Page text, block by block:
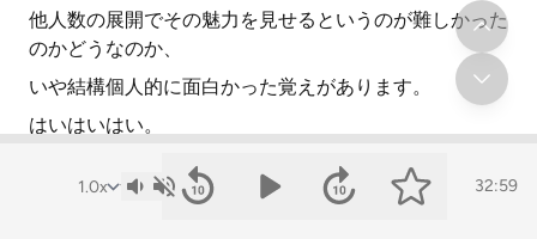
他人数の展開でその魅力を見せるというのが難しかった
のかどうなのか、
いや結構個人的に面白かった覚えがあります。
はいはいはい。
で、ある種近代のジャンプ野球漫画の代名詞的な作品と
なっている作品が、
32:59